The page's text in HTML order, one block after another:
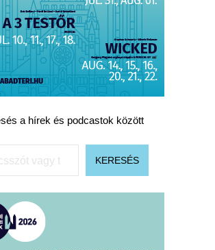
a hírek és podcastok között
KERESÉS